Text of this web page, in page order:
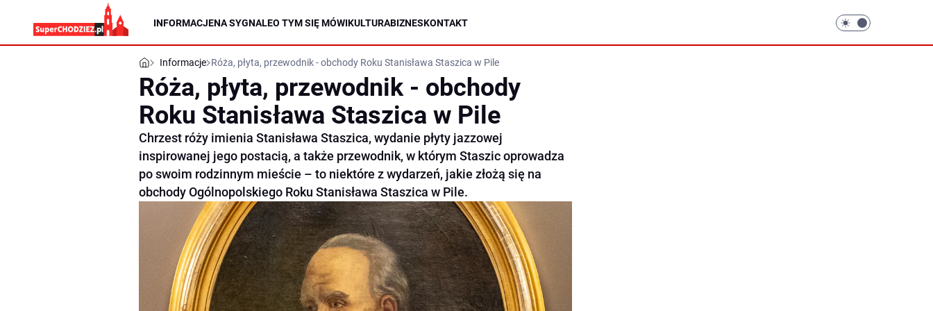
INFORMACJENA SYGNALEO TYM SIĘ MÓWIKULTURABIZNESKONTAKT
Informacje Róża, płyta, przewodnik - obchody Roku Stanisława Staszica w Pile
Róża, płyta, przewodnik - obchody
Roku Stanisława Staszica w Pile
Chrzest róży imienia Stanisława Staszica, wydanie płyty jazzowej
inspirowanej jego postacią, a także przewodnik, w którym Staszic oprowadza
po swoim rodzinnym mieście – to niektóre z wydarzeń, jakie złożą się na
obchody Ogólnopolskiego Roku Stanisława Staszica w Pile.